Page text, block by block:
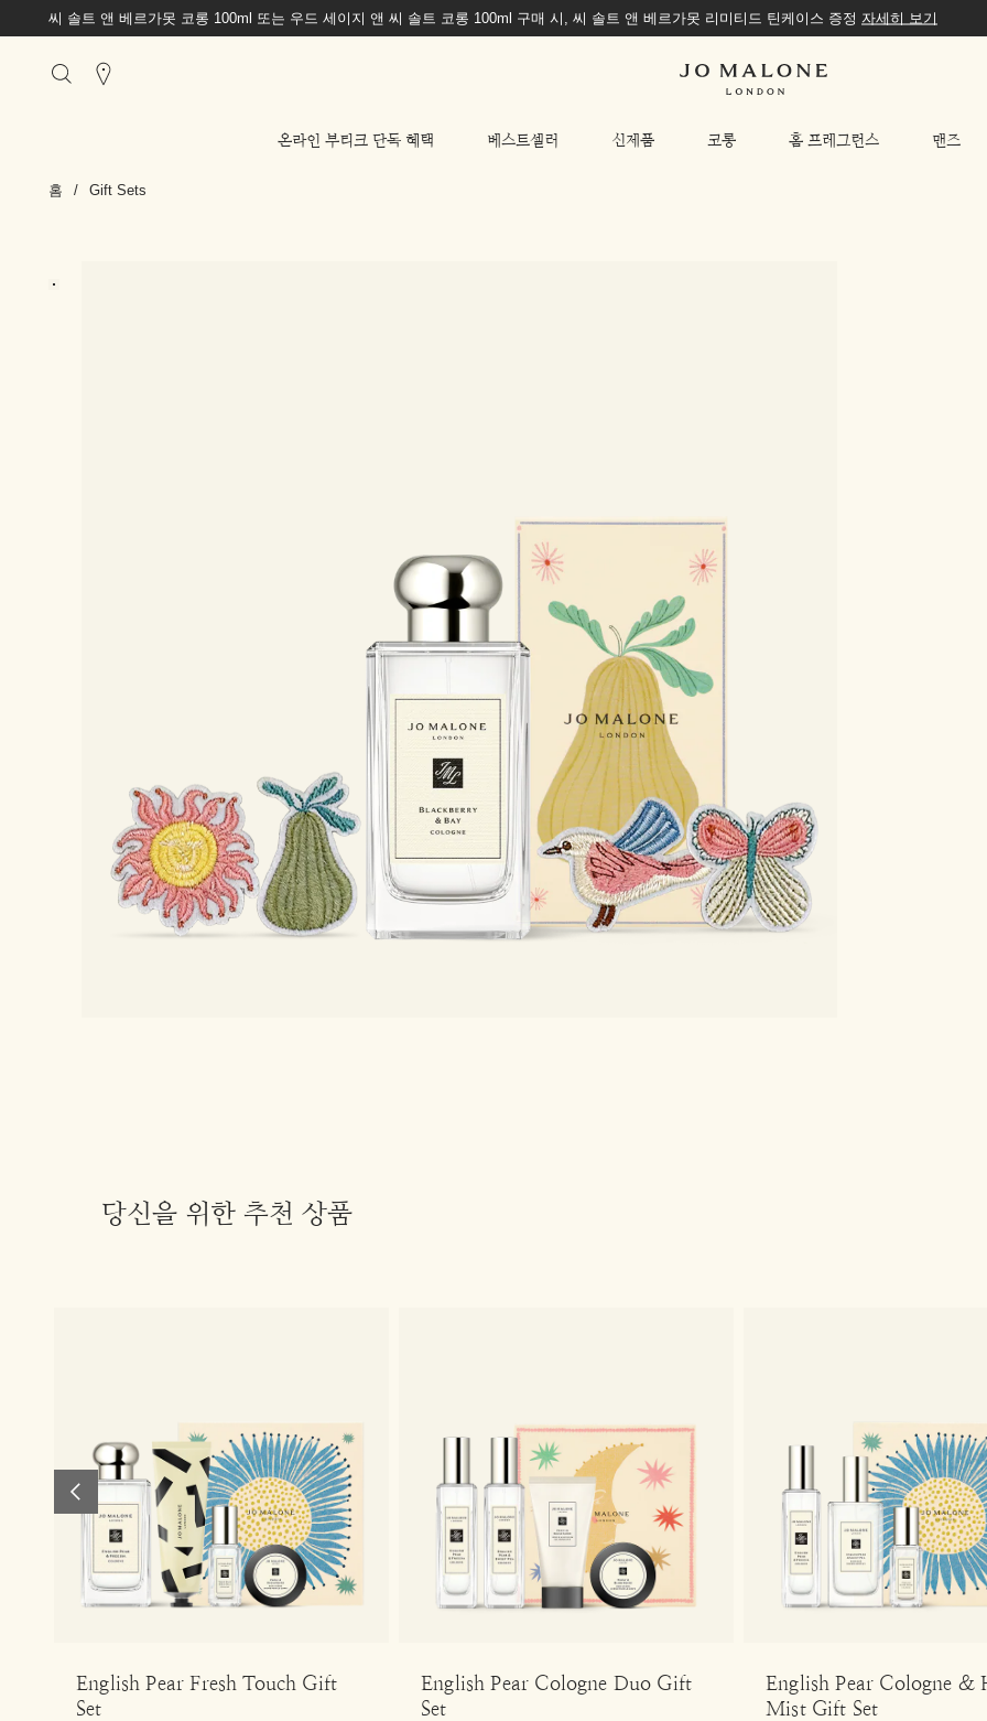
씨 솔트 앤 베르가못 코롱 100ml 또는 우드 세이지 앤 씨 솔트 코롱 100ml 구매 시, 씨 솔트 앤 베르가못 리미티드 틴케이스 증정 자세히 보기
온라인 부티크 단독 혜택 베스트셀러 신제품 코롱 홈 프레그런스 맨즈
Stores
홈 / Gift Sets
당신을 위한 추천 상품
English Pear Fresh Touch Gift
Set
English Pear Cologne Duo Gift
Set
English Pear Cologne &
Mist Gift Set